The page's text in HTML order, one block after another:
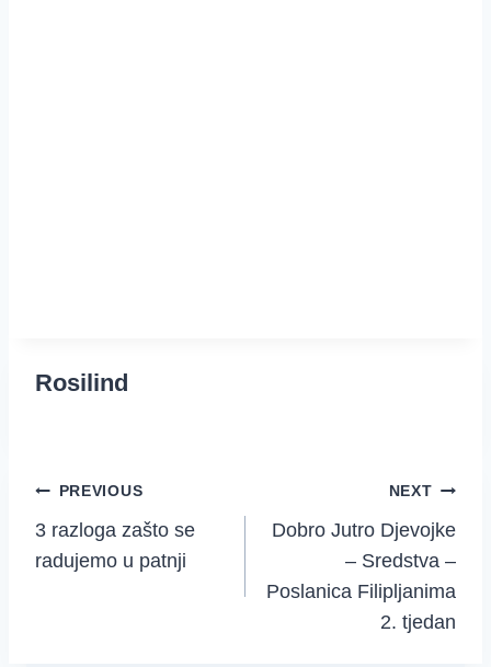
Rosilind
Post
navigation
PREVIOUS
3 razloga zašto se
radujemo u patnji
NEXT
Dobro Jutro Djevojke
– Sredstva –
Poslanica Filipljanima
2. tjedan